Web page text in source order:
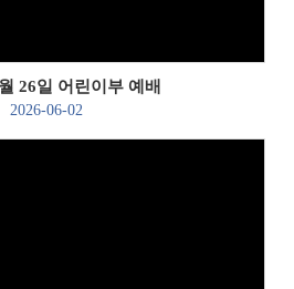
26일 어린이부 예배
2026-06-02